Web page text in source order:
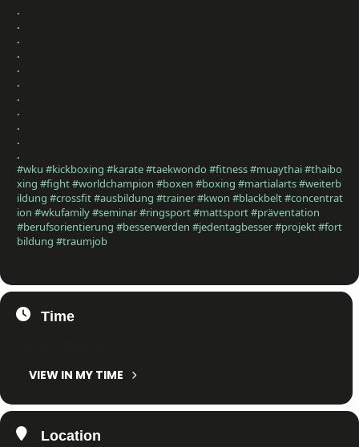
.⁠
.⁠
.⁠
.⁠
.⁠
.⁠
.⁠
.⁠
.⁠
.⁠
.⁠
#wku #kickboxing #karate#taekwondo #fitness#muaythai#thaibo
xing #fight#worldchampion #boxen #boxing #martialarts#weiterb
ildung #crossfit#ausbildung #trainer#kwon #blackbelt#concentrat
ion #wkufamily#seminar#ringsport#mattsport#präventation
#berufsorientierung #besserwerden #jedentagbesser#projekt#fort
bildung #traumjob
Time
VIEW IN MY TIME
Location